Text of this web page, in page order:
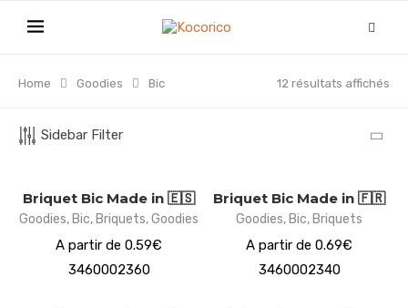
Home Goodies Bic 12 résultats affichés
Sidebar Filter
Briquet Bic Made in 🇪🇸
Goodies, Bic, Briquets,Goodies
A partir de 0.59€
3460002360
Briquet Bic Made in 🇫🇷
Goodies, Bic, Briquets
A partir de 0.69€
3460002340